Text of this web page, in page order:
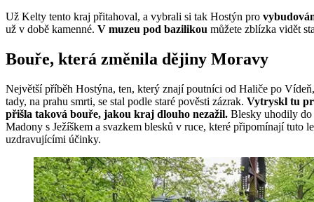
Už Kelty tento kraj přitahoval, a vybrali si tak Hostýn pro
už v době kamenné. V muzeu pod bazilikou můžete zblízka vidět
Bouře, která změnila dějiny Moravy
Největší příběh Hostýna, ten, který znají poutníci od Haliče po
tady, na prahu smrti, se stal podle staré pověsti zázrak. Vytryskl tu
přišla taková bouře, jakou kraj dlouho nezažil. Blesky uhodily do
Madony s Ježíškem a svazkem blesků v ruce, které připomínají
uzdravujícími účinky.